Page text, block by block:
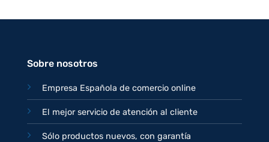
originalactual
Sobre nosotros
Empresa Española de comercio online
El mejor servicio de atención al cliente
Sólo productos nuevos, con garantía